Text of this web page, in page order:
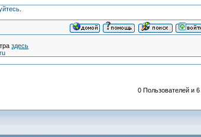
.
здесь
0 Пользователей и 6